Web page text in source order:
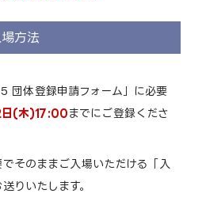
方法
団体登録申請フォーム」に必要
日(木)17:00 までにご登録くださ
そのままご入場いただける「入
りいたします。